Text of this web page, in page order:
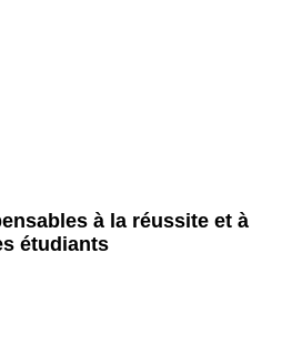
à la réussite et à
étudiants